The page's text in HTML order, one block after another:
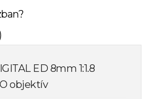
ED 8mm 1:1.8
objektív